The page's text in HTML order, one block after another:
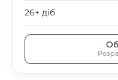
26+ діб